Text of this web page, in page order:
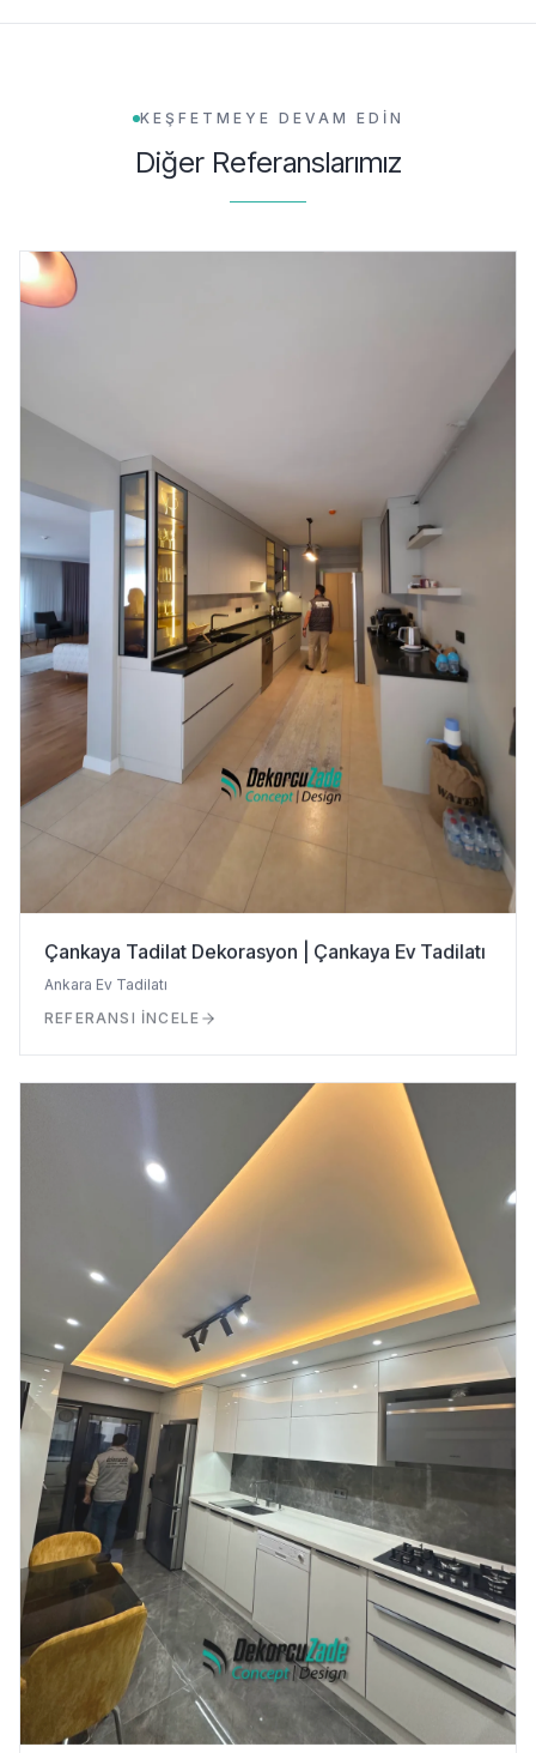
KEŞFETMEYE DEVAM EDİN
Diğer Referanslarımız
Çankaya Tadilat Dekorasyon | Çankaya Ev Tadilatı
Ankara Ev Tadilatı
REFERANSI İNCELE